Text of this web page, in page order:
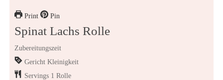
Print Pin
Spinat Lachs Rolle
Zubereitungszeit
Gericht Kleinigkeit
Servings 1 Rolle